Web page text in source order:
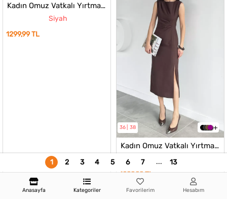
Kadın Omuz Vatkalı Yırtmaçlı Elbise
Siyah
1299,99 TL
36 38
Kadın Omuz Vatkalı Yırtmaçlı Elbise
Kahve
1299,99 TL
L M L
1 2 3 4 5 6 7 ... 13
Anasayfa Kategoriler Favorilerim Hesabım